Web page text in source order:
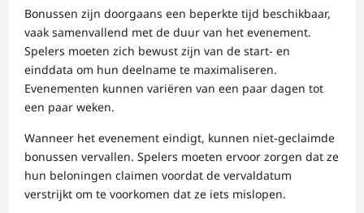
Bonussen zijn doorgaans een beperkte tijd beschikbaar,
vaak samenvallend met de duur van het evenement.
Spelers moeten zich bewust zijn van de start- en
einddata om hun deelname te maximaliseren.
Evenementen kunnen variëren van een paar dagen tot
een paar weken.
Wanneer het evenement eindigt, kunnen niet-geclaimde
bonussen vervallen. Spelers moeten ervoor zorgen dat ze
hun beloningen claimen voordat de vervaldatum
verstrijkt om te voorkomen dat ze iets mislopen.